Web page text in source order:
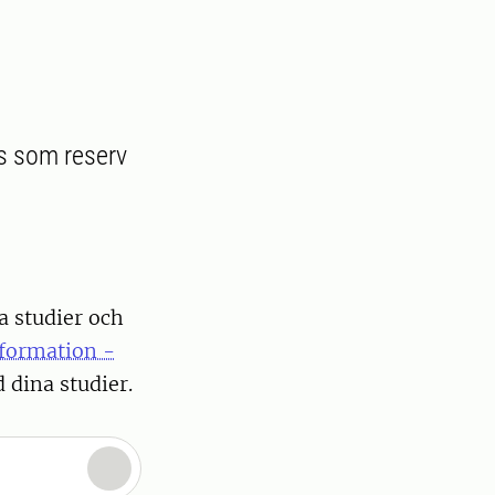
som reserv
studier och
-
dina studier.